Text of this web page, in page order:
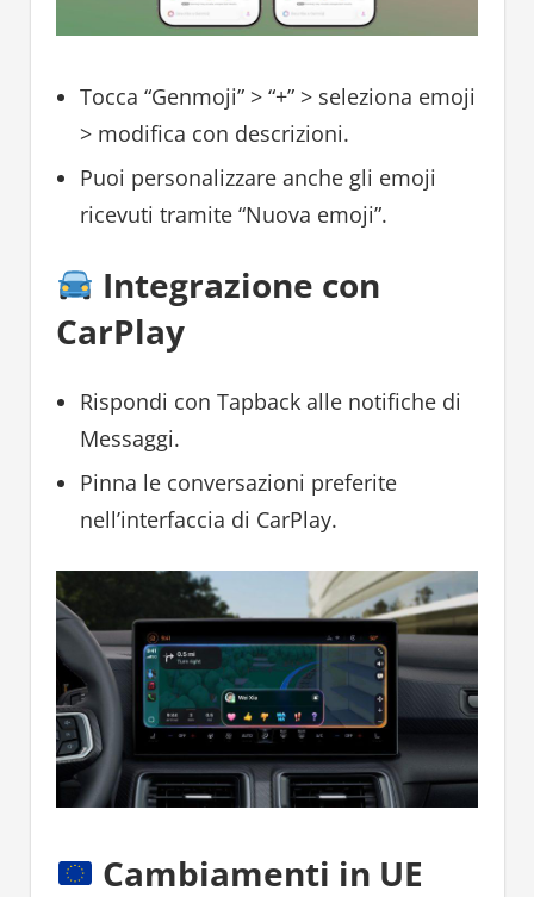
Tocca “Genmoji” > “+” > seleziona emoji
> modifica con descrizioni.
Puoi personalizzare anche gli emoji
ricevuti tramite “Nuova emoji”.
Integrazione con
CarPlay
Rispondi con Tapback alle notifiche di
Messaggi.
Pinna le conversazioni preferite
nell’interfaccia di CarPlay.
Cambiamenti in UE